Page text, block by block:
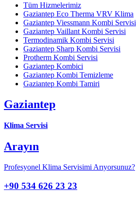
Tüm Hizmelerimiz
Gaziantep Eco Therma VRV Klima
Gaziantep Viessmann Kombi Servisi
Gaziantep Vaillant Kombi Servisi
Termodinamik Kombi Servisi
Gaziantep Sharp Kombi Servisi
Protherm Kombi Servisi
Gaziantep Kombici
Gaziantep Kombi Temizleme
Gaziantep Kombi Tamiri
Gaziantep
Klima Servisi
Arayın
Profesyonel Klima Servisimi Arıyorsunuz?
+90 534 626 23 23